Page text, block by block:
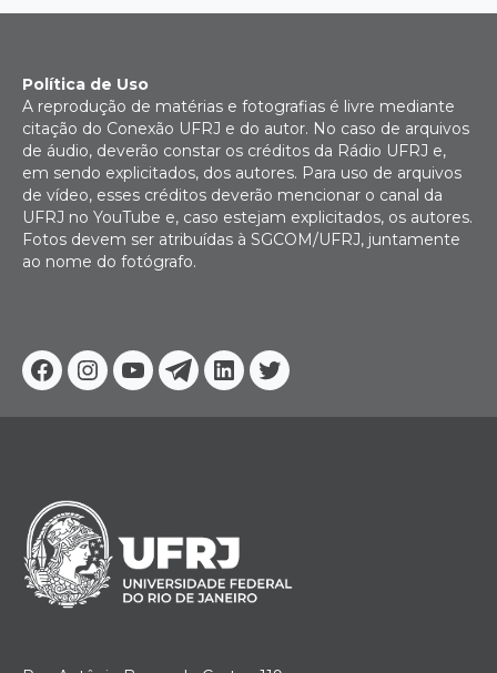
Facebook
Instagram
YoutubeTelegram
Linkedin
Twitter
Política de Uso
A reprodução de matérias e fotografias é livre mediante
citação do Conexão UFRJ e do autor. No caso de arquivos
de áudio, deverão constar os créditos da Rádio UFRJ e,
em sendo explicitados, dos autores. Para uso de arquivos
de vídeo, esses créditos deverão mencionar o canal da
UFRJ no YouTube e, caso estejam explicitados, os autores.
Fotos devem ser atribuídas à SGCOM/UFRJ, juntamente
ao nome do fotógrafo.